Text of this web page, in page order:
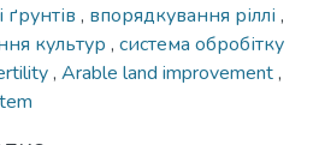
, впорядкування ріллі ,
культур , система обробітку
, Arable land improvement,